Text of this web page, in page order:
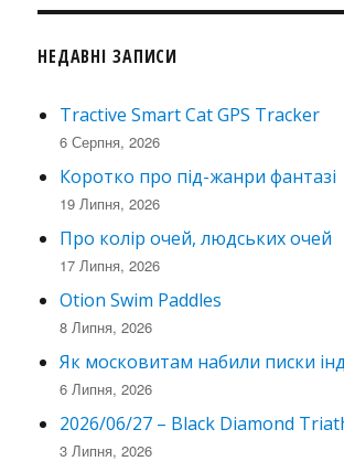
НЕДАВНІ ЗАПИСИ
Tractive Smart Cat GPS Tracker
6 Серпня, 2026
Коротко про під-жанри фантазі
19 Липня, 2026
Про колір очей, людських очей
17 Липня, 2026
Otion Swim Paddles
8 Липня, 2026
Як московитам набили писки
6 Липня, 2026
2026/06/27 – Black Diamond
3 Липня, 2026